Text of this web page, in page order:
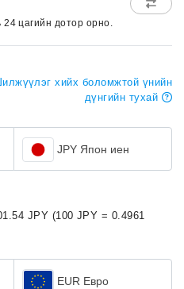
цагийн дотор орно.
хийх боломжтой үнийн
дүнгийн тухай
JPY Япон иен
JPY (100 JPY = 0.4961
EUR Евро